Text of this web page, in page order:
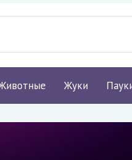
Жуки